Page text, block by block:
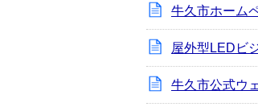
牛久市ホーム
屋外型LEDビ
牛久市公式ウ